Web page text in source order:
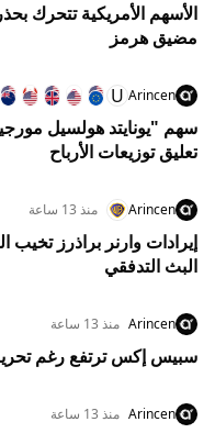
الأسهم الأمريكية تتحرك
مضيق هرمز
Arincen
U
سهم "يونايتد هولسيل
تعليق توزيعات الأرباح
Arincen منذ 13 ساعة
إيرادات وارنر براذرز تخيب
البث التدفقي
Arincen منذ 13 ساعة
سبيس إكس ترتفع رغم تحرير 911 مليون سهم من قيود
Arincen منذ 13 ساعة